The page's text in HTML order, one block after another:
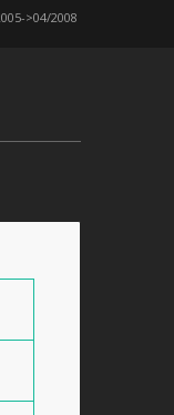
>04/2008